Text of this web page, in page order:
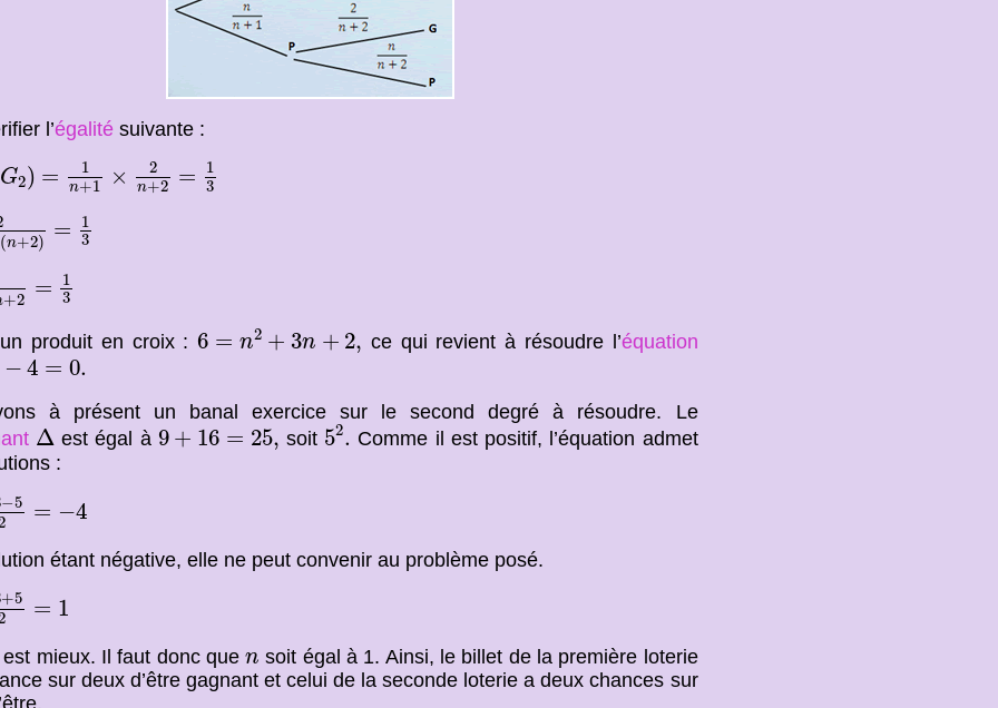
l’égalitésuivante :
G2)
2 ) =
= 1
n+1 × 2
n+2
n n
=
=
1
3
1
(n+2) =
=
1
3
1
+2 =
=
1
3
1
produit en croix : 6 = n2 + 3n + 2,
6 + 3n +
ce qui revient à résoudre l’équation
− 4 = 0.
4= 0.
à présent un banal exercice sur le second degré à résoudre. Le
Δ
Δ est égal à 9 + 16 = 25,
9 + 16= , soit 52.
52.
Comme il est positif, l’équation admet
:
−5
= −4
2
étant négative, elle ne peut convenir au problème posé.
+5
= 1
52
est mieux. Il faut donc quen
n soit égal à 1. Ainsi, le billet de la première loterie
sur deux d’être gagnant et celui de la seconde loterie a deux chances sur